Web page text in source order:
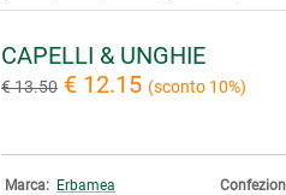
CAPELLI & UNGHIE
€ 13.50 € 12.15 (sconto 10%)
Marca: Erbamea